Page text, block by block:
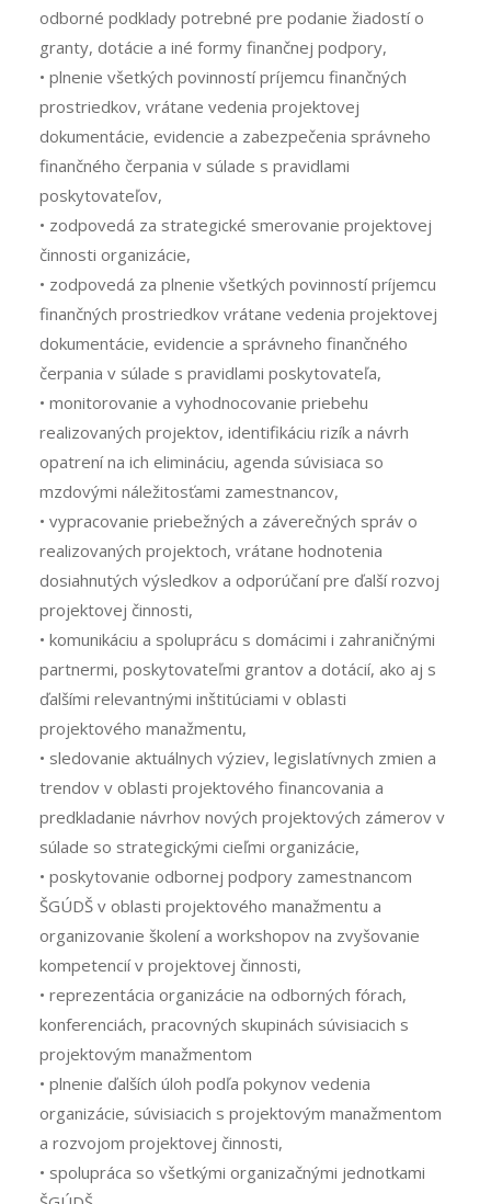
odborné podklady potrebné pre podanie žiadostí o
granty, dotácie a iné formy finančnej podpory,
• plnenie všetkých povinností príjemcu finančných
prostriedkov, vrátane vedenia projektovej
dokumentácie, evidencie a zabezpečenia správneho
finančného čerpania v súlade s pravidlami
poskytovateľov,
• zodpovedá za strategické smerovanie projektovej
činnosti organizácie,
• zodpovedá za plnenie všetkých povinností príjemcu
finančných prostriedkov vrátane vedenia projektovej
dokumentácie, evidencie a správneho finančného
čerpania v súlade s pravidlami poskytovateľa,
• monitorovanie a vyhodnocovanie priebehu
realizovaných projektov, identifikáciu rizík a návrh
opatrení na ich elimináciu, agenda súvisiaca so
mzdovými náležitosťami zamestnancov,
• vypracovanie priebežných a záverečných správ o
realizovaných projektoch, vrátane hodnotenia
dosiahnutých výsledkov a odporúčaní pre ďalší rozvoj
projektovej činnosti,
• komunikáciu a spoluprácu s domácimi i zahraničnými
partnermi, poskytovateľmi grantov a dotácií, ako aj s
ďalšími relevantnými inštitúciami v oblasti
projektového manažmentu,
• sledovanie aktuálnych výziev, legislatívnych zmien a
trendov v oblasti projektového financovania a
predkladanie návrhov nových projektových zámerov v
súlade so strategickými cieľmi organizácie,
• poskytovanie odbornej podpory zamestnancom
ŠGÚDŠ v oblasti projektového manažmentu a
organizovanie školení a workshopov na zvyšovanie
kompetencií v projektovej činnosti,
• reprezentácia organizácie na odborných fórach,
konferenciách, pracovných skupinách súvisiacich s
projektovým manažmentom
• plnenie ďalších úloh podľa pokynov vedenia
organizácie, súvisiacich s projektovým manažmentom
a rozvojom projektovej činnosti,
• spolupráca so všetkými organizačnými jednotkami